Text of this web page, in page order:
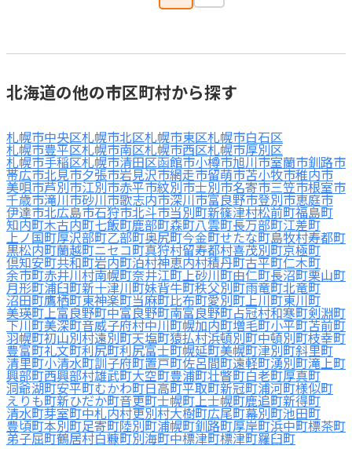
北海道の他の市区町村から探す
札幌市中央区札幌市北区札幌市東区札幌市白石区
札幌市豊平区札幌市南区札幌市西区札幌市厚別区
札幌市手稲区札幌市清田区函館市小樽市旭川市室蘭市釧路市
帯広市北見市夕張市岩見沢市網走市留萌市苫小牧市稚内市
美唄市芦別市江別市赤平市紋別市士別市名寄市三笠市根室市
千歳市滝川市砂川市歌志内市深川市富良野市登別市恵庭市
伊達市北広島市石狩市北斗市当別町新篠津村松前町福島町
知内町木古内町七飯町鹿部町森町八雲町長万部町江差町
上ノ国町厚沢部町乙部町奥尻町今金町せたな町島牧村寿都町
黒松内町蘭越町ニセコ町真狩村留寿都村喜茂別町京極町
倶知安町共和町岩内町泊村神恵内村積丹町古平町仁木町
余市町赤井川村南幌町奈井江町上砂川町由仁町長沼町栗山町
月形町浦臼町新十津川町妹背牛町秩父別町雨竜町北竜町
沼田町鷹栖町東神楽町当麻町比布町愛別町上川町東川町
美瑛町上富良野町中富良野町南富良野町占冠村和寒町剣淵町
下川町美深町音威子府村中川町幌加内町増毛町小平町苫前町
羽幌町初山別村遠別町天塩町猿払村浜頓別町中頓別町枝幸町
豊富町礼文町利尻町利尻富士町幌延町美幌町津別町斜里町
清里町小清水町訓子府町置戸町佐呂間町遠軽町湧別町滝上町
興部町西興部村雄武町大空町豊浦町壮瞥町白老町厚真町
洞爺湖町安平町むかわ町日高町平取町新冠町浦河町様似町
えりも町新ひだか町音更町士幌町上士幌町鹿追町新得町
清水町芽室町中札内村更別村大樹町広尾町幕別町池田町
豊頃町本別町足寄町陸別町浦幌町釧路町厚岸町浜中町標茶町
弟子屈町鶴居村白糠町別海町中標津町標津町羅臼町